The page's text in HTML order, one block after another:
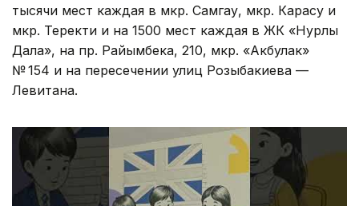
тысячи мест каждая в мкр. Самгау, мкр. Карасу и
мкр. Теректи и на 1500 мест каждая в ЖК «Нурлы
Дала», на пр. Райымбека, 210, мкр. «Акбулак»
№ 154 и на пересечении улиц Розыбакиева —
Левитана.